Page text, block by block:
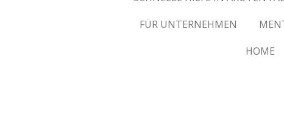
FÜR UNTERNEHMEN
HOME